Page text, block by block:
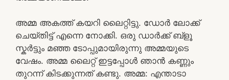
അമ്മ അകത്ത് കയറി ലൈറ്റിട്ടു. ഡോർ ലോക്ക്
ചെയ്തിട്ട് എന്നെ നോക്കി. ഒരു ഡാർക്ക് ബ്ളൂ
സ്കർട്ടും മഞ്ഞ ടോപ്പുമായിരുന്നു അമ്മയുടെ
വേഷം. അമ്മ ലൈറ്റ് ഇട്ടപ്പോൾ ഞാൻ കണ്ണും
തുറന്ന് കിടക്കുന്നത് കണ്ടു. അമ്മ: എന്താടാ